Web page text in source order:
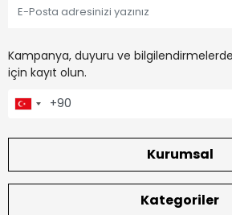
Kampanya, duyuru ve
için kayıt olun.
Kurumsal
Kategoriler